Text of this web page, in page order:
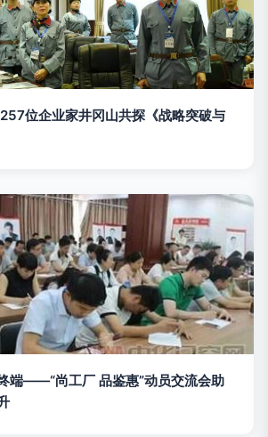
位企业家井冈山共探《战略突破与
端——“尚工厂 品鉴惠”动员交流会助